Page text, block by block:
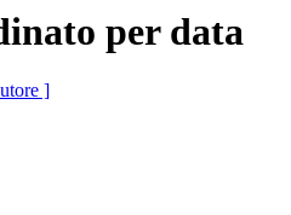
per data
]